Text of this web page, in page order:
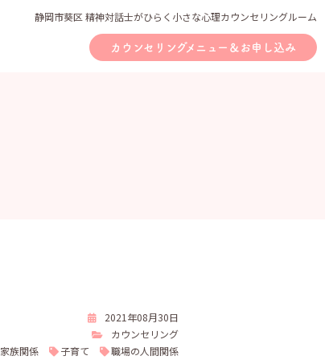
静岡市葵区 精神対話士がひらく小さな心理カウンセリングルーム
カウンセリングメニュー＆お申し込み
2021年08月30日
カウンセリング
家族関係
子育て 職場の人間関係